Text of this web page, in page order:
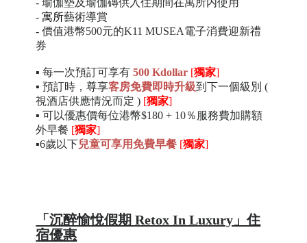
-寓所藝術導賞
- 價值港幣500元的K11 MUSEA電子消費迎新禮
券
▪ 每一次預訂可享有500 Kdollar [獨家]
▪ 預訂時，尊享客房免費即時升級到下一個級別 (
視酒店供應情況而定 ) [獨家]
▪ 可以優惠價每位港幣$180 + 10％服務費加購額
外早餐 [獨家]
▪6歲以下兒童可享用免費早餐 [獨家]
「沉醉愉悅假期 Retox In Luxury」住
宿優惠